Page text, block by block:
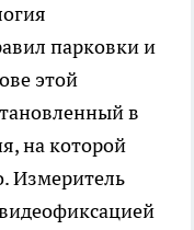
парковки и
этой
в
на которой
Измеритель